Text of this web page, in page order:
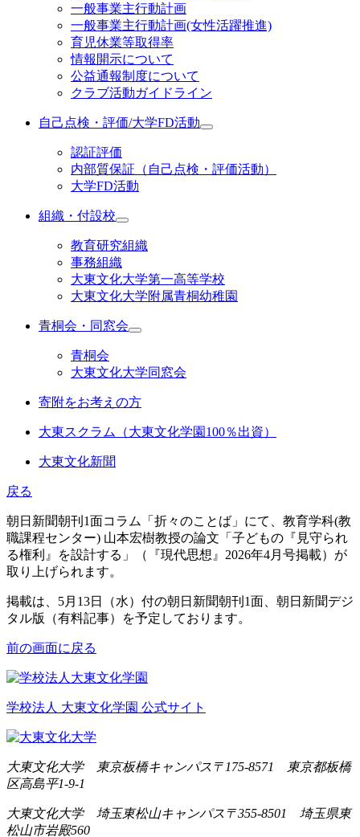
一般事業主行動計画
一般事業主行動計画(女性活躍推進)
育児休業等取得率
情報開示について
公益通報制度について
クラブ活動ガイドライン
自己点検・評価/大学FD活動
認証評価
内部質保証（自己点検・評価活動）
大学FD活動
組織・付設校
教育研究組織
事務組織
大東文化大学第一高等学校
大東文化大学附属青桐幼稚園
青桐会・同窓会
青桐会
大東文化大学同窓会
寄附をお考えの方
大東スクラム（大東文化学園100％出資）
大東文化新聞
戻る
朝日新聞朝刊1面コラム「折々のことば」にて、教育学科(教
職課程センター) 山本宏樹教授の論文「子どもの『見守られ
る権利』を設計する」（『現代思想』2026年4月号掲載）が
取り上げられます。
掲載は、5月13日（水）付の朝日新聞朝刊1面、朝日新聞デジ
タル版（有料記事）を予定しております。
前の画面に戻る
学校法人 大東文化学園 公式サイト
大東文化大学 東京板橋キャンパス 〒175-8571 東京都板橋
区高島平1-9-1
大東文化大学 埼玉東松山キャンパス 〒355-8501 埼玉県東
松山市岩殿560